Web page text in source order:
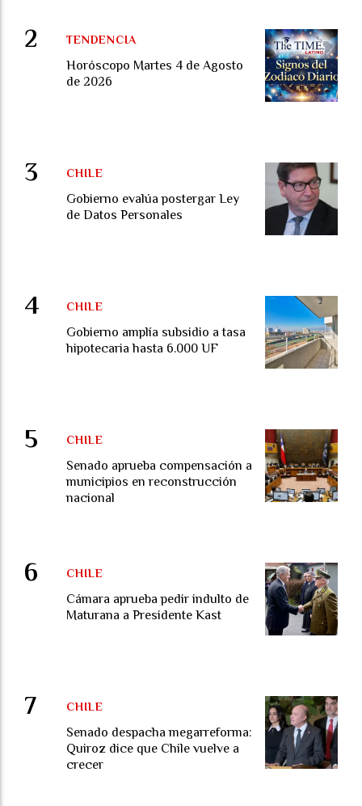
Horóscopo Martes 4 de Agosto
de 2026
TENDENCIA
Gobierno evalúa postergar Ley
de Datos Personales
CHILE
Gobierno amplía subsidio a tasa
hipotecaria hasta 6.000 UF
CHILE
Senado aprueba compensación a
municipios en reconstrucción
nacional
CHILE
Cámara aprueba pedir indulto de
Maturana a Presidente Kast
CHILE
Senado despacha megarreforma:
Quiroz dice que Chile vuelve a
crecer
CHILE